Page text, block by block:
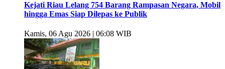
Kejati Riau Lelang 754 Barang Rampasan Negara, Mobil
hingga Emas Siap Dilepas ke Publik
Kamis, 06 Agu 2026 | 06:08 WIB